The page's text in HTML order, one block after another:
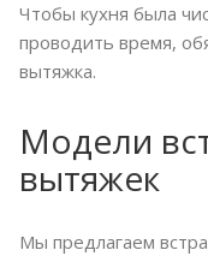
Чтобы кухня была
проводить время,
вытяжка.
Модели
вытяжек
Мы предлагаем